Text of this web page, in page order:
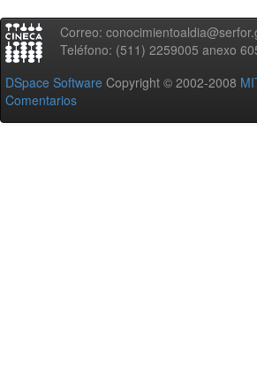
Correo:
Teléfono: (511) 2259005 anexo
DSpace Software Copyright © 2002-2008
Comentarios